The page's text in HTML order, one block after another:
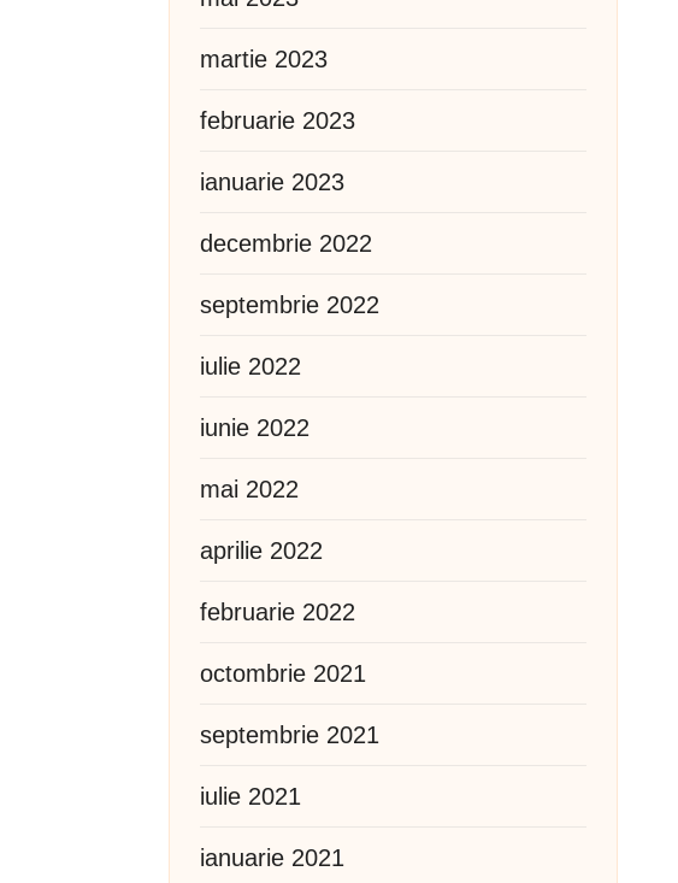
martie 2023
februarie 2023
ianuarie 2023
decembrie 2022
septembrie 2022
iulie 2022
iunie 2022
mai 2022
aprilie 2022
februarie 2022
octombrie 2021
septembrie 2021
iulie 2021
ianuarie 2021